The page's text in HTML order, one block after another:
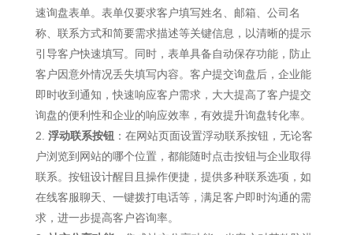
速询盘表单。表单仅要求客户填写姓名、邮箱、公司名
称、联系方式和简要需求描述等关键信息，以清晰的提示
引导客户快速填写。同时，表单具备自动保存功能，防止
客户因意外情况丢失填写内容。客户提交询盘后，企业能
即时收到通知，快速响应客户需求，大大提高了客户提交
询盘的便利性和企业的响应效率，有效提升询盘转化率。
浮动联系按钮 ：在网站页面设置浮动联系按钮，无论客
户浏览到网站的哪个位置，都能随时点击按钮与企业取得
联系。按钮设计醒目且操作便捷，提供多种联系选项，如
在线客服聊天、一键拨打电话等，满足客户即时沟通的需
求，进一步提高客户咨询率。